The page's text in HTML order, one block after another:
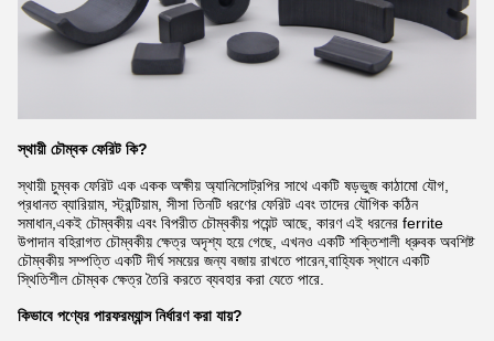
স্থায়ী চৌম্বক ফেরিট কি?
স্থায়ী চুম্বক ফেরিট এক একক অক্ষীয় অ্যানিসোট্রপির সাথে একটি ষড়ভুজ কাঠামো যৌগ,
প্রধানত ব্যারিয়াম, স্ট্রন্টিয়াম, সীসা তিনটি ধরণের ফেরিট এবং তাদের যৌগিক কঠিন
সমাধান,একই চৌম্বকীয় এবং বিপরীত চৌম্বকীয় পয়েন্ট আছে, কারণ এই ধরনের ferrite
উপাদান বহিরাগত চৌম্বকীয় ক্ষেত্র অদৃশ্য হয়ে গেছে, এখনও একটি শক্তিশালী ধ্রুবক অবশিষ্ট
চৌম্বকীয় সম্পত্তি একটি দীর্ঘ সময়ের জন্য বজায় রাখতে পারেন,বাহ্যিক স্থানে একটি
স্থিতিশীল চৌম্বক ক্ষেত্র তৈরি করতে ব্যবহার করা যেতে পারে.
কিভাবে পণ্যের পারফরম্যান্স নির্ধারণ করা যায়?